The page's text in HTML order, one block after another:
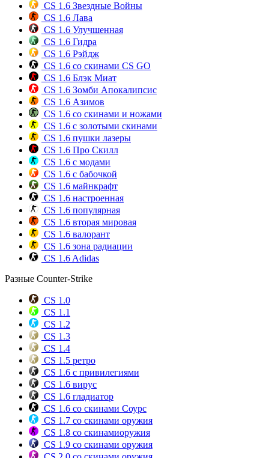
CS 1.6 Звездные Войны
CS 1.6 Лава
CS 1.6 Улучшенная
CS 1.6 Гидра
CS 1.6 Рэйдж
CS 1.6 со скинами CS GO
CS 1.6 Блэк Миат
CS 1.6 Зомби Апокалипсис
CS 1.6 Азимов
CS 1.6 со скинами и ножами
CS 1.6 с золотыми скинами
CS 1.6 пушки лазеры
CS 1.6 Про Скилл
CS 1.6 с модами
CS 1.6 с бабочкой
CS 1.6 майнкрафт
CS 1.6 настроенная
CS 1.6 популярная
CS 1.6 вторая мировая
CS 1.6 валорант
CS 1.6 зона радиации
CS 1.6 Adidas
Разные Counter-Strike
CS 1.0
CS 1.1
CS 1.2
CS 1.3
CS 1.4
CS 1.5 ретро
CS 1.6 с привилегиями
CS 1.6 вирус
CS 1.6 гладиатор
CS 1.6 со скинами Соурс
CS 1.7 со скинами оружия
CS 1.8 со скинамиоружия
CS 1.9 со скинами оружия